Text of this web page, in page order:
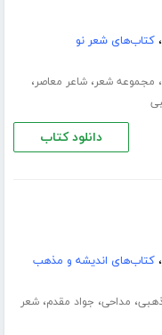
،کتاب‌های شعر نو
، مجموعه شعر،شاعر معاصر،
دانلود کتاب
،کتاب‌های اندیشه و مذهب
، مداحی، جواد مقدم،شعر